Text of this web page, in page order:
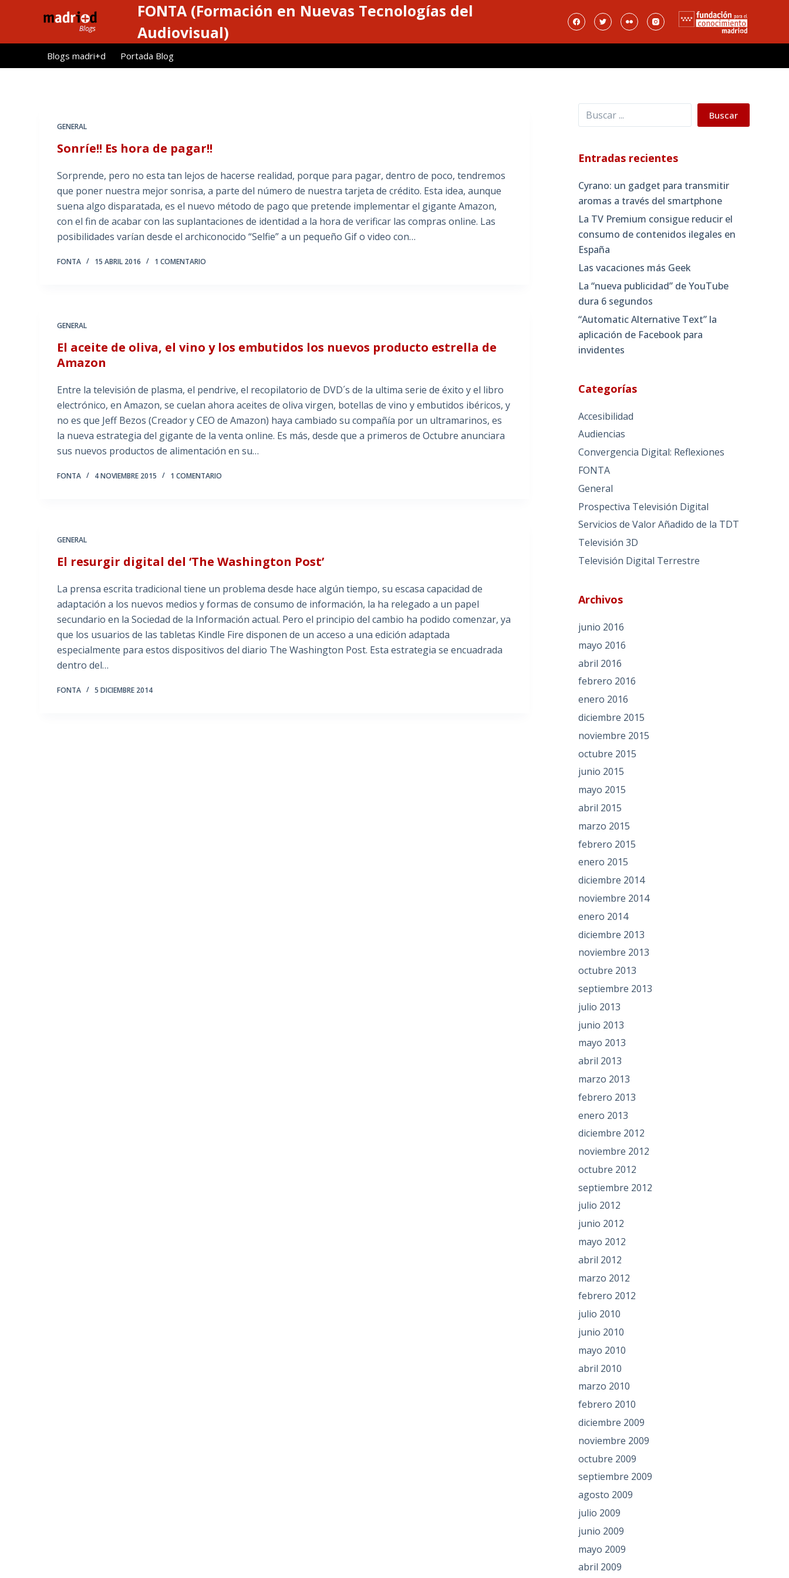
l
FONTA (Formación en Nuevas Tecnologías del
Audiovisual)
Blogs madri+d Portada Blog
GENERAL
Sonríe!! Es hora de pagar!!
Sorprende, pero no esta tan lejos de hacerse realidad, porque para pagar, dentro de poco, tendremos
que poner nuestra mejor sonrisa, a parte del número de nuestra tarjeta de crédito. Esta idea, aunque
suena algo disparatada, es el nuevo método de pago que pretende implementar el gigante Amazon,
con el fin de acabar con las suplantaciones de identidad a la hora de verificar las compras online. Las
posibilidades varían desde el archiconocido “Selfie” a un pequeño Gif o video con…
FONTA 15 ABRIL 2016 1 COMENTARIO
GENERAL
El aceite de oliva, el vino y los embutidos los nuevos producto estrella de
Amazon
Entre la televisión de plasma, el pendrive, el recopilatorio de DVD´s de la ultima serie de éxito y el libro
electrónico, en Amazon, se cuelan ahora aceites de oliva virgen, botellas de vino y embutidos ibéricos, y
no es que Jeff Bezos (Creador y CEO de Amazon) haya cambiado su compañía por un ultramarinos, es
la nueva estrategia del gigante de la venta online. Es más, desde que a primeros de Octubre anunciara
sus nuevos productos de alimentación en su…
FONTA 4 NOVIEMBRE 2015 1 COMENTARIO
GENERAL
El resurgir digital del ‘The Washington Post’
La prensa escrita tradicional tiene un problema desde hace algún tiempo, su escasa capacidad de
adaptación a los nuevos medios y formas de consumo de información, la ha relegado a un papel
secundario en la Sociedad de la Información actual. Pero el principio del cambio ha podido comenzar, ya
que los usuarios de las tabletas Kindle Fire disponen de un acceso a una edición adaptada
especialmente para estos dispositivos del diario The Washington Post. Esta estrategia se encuadrada
dentro del…
FONTA 5 DICIEMBRE 2014
Buscar Buscar
Entradas recientes
Cyrano: un gadget para transmitir
aromas a través del smartphone
La TV Premium consigue reducir el
consumo de contenidos ilegales en
España
Las vacaciones más Geek
La “nueva publicidad” de YouTube
dura 6 segundos
“Automatic Alternative Text” la
aplicación de Facebook para
invidentes
Categorías
Accesibilidad
Audiencias
Convergencia Digital: Reflexiones
FONTA
General
Prospectiva Televisión Digital
Servicios de Valor Añadido de la TDT
Televisión 3D
Televisión Digital Terrestre
Archivos
junio 2016
mayo 2016
abril 2016
febrero 2016
enero 2016
diciembre 2015
noviembre 2015
octubre 2015
junio 2015
mayo 2015
abril 2015
marzo 2015
febrero 2015
enero 2015
diciembre 2014
noviembre 2014
enero 2014
diciembre 2013
noviembre 2013
octubre 2013
septiembre 2013
julio 2013
junio 2013
mayo 2013
abril 2013
marzo 2013
febrero 2013
enero 2013
diciembre 2012
noviembre 2012
octubre 2012
septiembre 2012
julio 2012
junio 2012
mayo 2012
abril 2012
marzo 2012
febrero 2012
julio 2010
junio 2010
mayo 2010
abril 2010
marzo 2010
febrero 2010
diciembre 2009
noviembre 2009
octubre 2009
septiembre 2009
agosto 2009
julio 2009
junio 2009
mayo 2009
abril 2009